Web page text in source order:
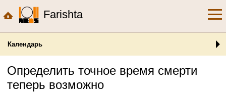
Farishta
Календарь
Определить точное время смерти
теперь возможно